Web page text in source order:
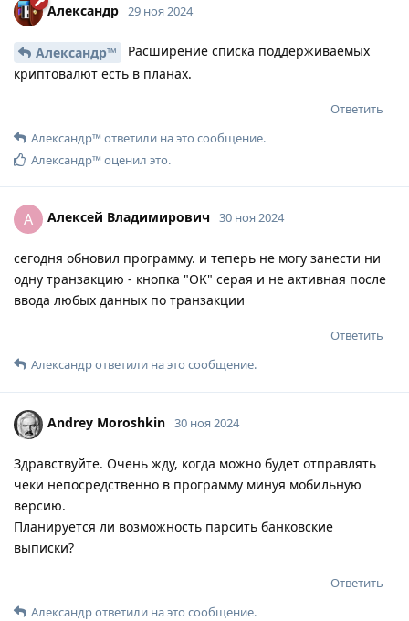
Александр 29 ноя 2024
Александр™
Расширение списка поддерживаемых
криптовалют есть в планах.
Ответить
Александр™ ответили на это сообщение.
Александр™ оценил это.
А Алексей Владимирович 30 ноя 2024
сегодня обновил программу. и теперь не могу занести ни
одну транзакцию - кнопка "OK" серая и не активная после
ввода любых данных по транзакции
Ответить
Александрответили на это сообщение.
Andrey Moroshkin 30 ноя 2024
Здравствуйте. Очень жду, когда можно будет отправлять
чеки непосредственно в программу минуя мобильную
версию.
Планируется ли возможность парсить банковские
выписки?
Ответить
Александрответили на это сообщение.